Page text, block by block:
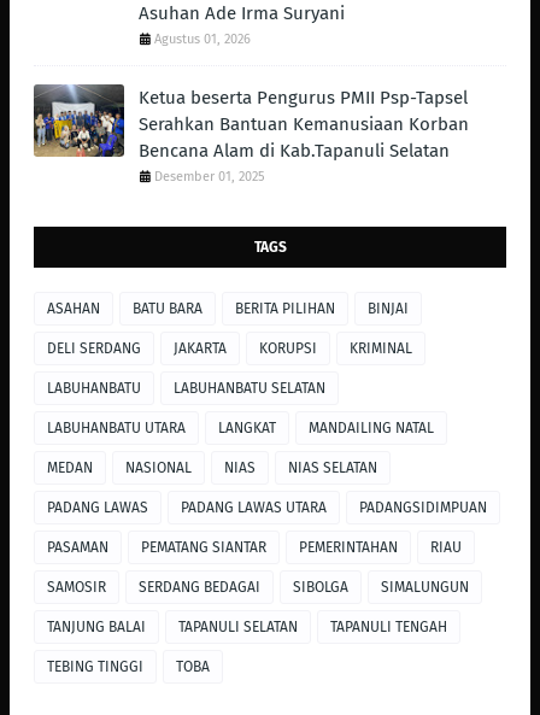
Asuhan Ade Irma Suryani
Agustus 01, 2026
Ketua beserta Pengurus PMII Psp-Tapsel
Serahkan Bantuan Kemanusiaan Korban
Bencana Alam di Kab.Tapanuli Selatan
Desember 01, 2025
TAGS
ASAHAN BATU BARA BERITA PILIHAN BINJAI
DELI SERDANG JAKARTA KORUPSI KRIMINAL
LABUHANBATU LABUHANBATU SELATAN
LABUHANBATU UTARA LANGKAT MANDAILING NATAL
MEDAN NASIONAL NIAS NIAS SELATAN
PADANG LAWAS PADANG LAWAS UTARA PADANGSIDIMPUAN
PASAMAN PEMATANG SIANTAR PEMERINTAHAN RIAU
SAMOSIR SERDANG BEDAGAI SIBOLGA SIMALUNGUN
TANJUNG BALAI TAPANULI SELATAN TAPANULI TENGAH
TEBING TINGGI TOBA